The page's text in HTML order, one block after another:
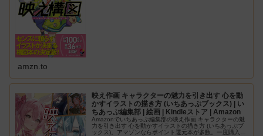
amzn.to
映え作画 キャラクターの魅力を引き出す 心を動
かすイラストの描き方 (いちあっぷブックス) | い
ちあっぷ編集部 | 絵画 | Kindleストア | Amazon
Amazonでいちあっぷ編集部の映え作画 キャラクターの魅
力を引き出す 心を動かすイラストの描き方 (いちあっぷブ
ックス)。アマゾンならポイント還元本が多数。一度購入い